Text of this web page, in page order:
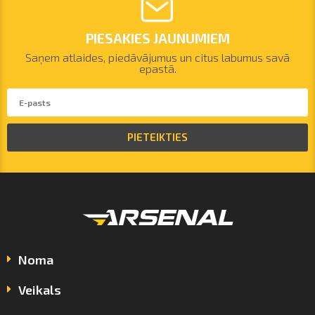
PIESAKIES JAUNUMIEM
Saņem atlaides, piedāvājumus un citus labumus savā
epastā.
PIETEIKTIES
Noma
Veikals